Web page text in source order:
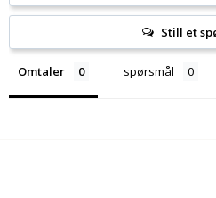
Still et
Omtaler spørsmål